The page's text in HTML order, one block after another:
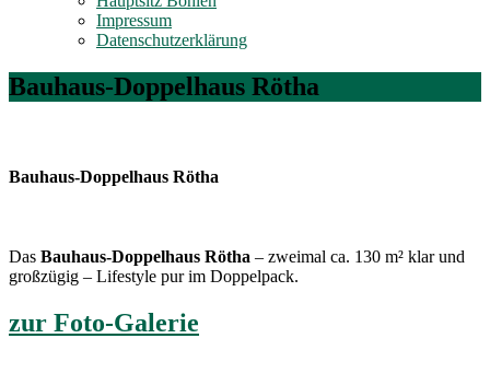
Impressum
Datenschutzerklärung
Bauhaus-Doppelhaus Rötha
Bauhaus-Doppelhaus Rötha
Das Bauhaus-Doppelhaus Rötha – zweimal ca. 130 m² klar und
großzügig – Lifestyle pur im Doppelpack.
zur Foto-Galerie